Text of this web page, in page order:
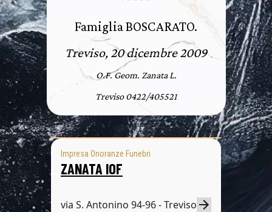
Famiglia BOSCARATO.
Treviso, 20 dicembre 2009
O.F. Geom. Zanata L.
Treviso 0422/405521
Impresa Onoranze Funebri
ZANATA IOF
via S. Antonino 94-96 - Treviso